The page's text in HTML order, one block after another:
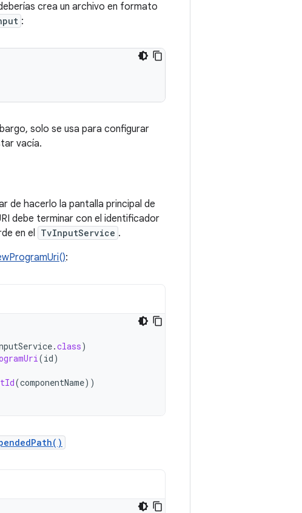
crea un archivo en formato
:
solo se usa para configurar
vacía.
de hacerlo la pantalla principal de
debe terminar con el identificador
en el TvInputService .
:
.class)
(id)
(componentName))